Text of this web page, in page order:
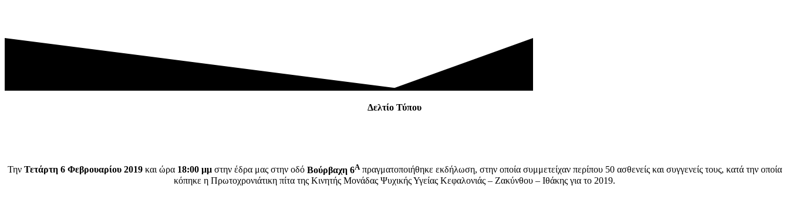
Δελτίο Τύπου
Την Τετάρτη 6 Φεβρουαρίου 2019και ώρα 18:00 μμστην έδρα μας στην οδό Βούρβαχη 6Απραγματοποιήθηκε εκδήλωση, στην οποία συμμετείχαν περίπου 50 ασθενείς και συγγενείς τους, κατά την οποία
κόπηκε η Πρωτοχρονιάτικη πίτα της Κινητής Μονάδας Ψυχικής Υγείας Κεφαλονιάς – Ζακύνθου – Ιθάκης για το 2019.